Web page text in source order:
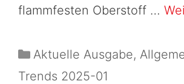
flammfesten Oberstoff …
Aktuelle Ausgabe,
Trends 2025-01